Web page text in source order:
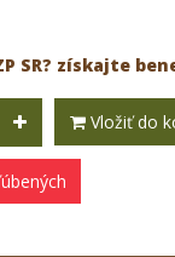
SR? získajte
Vložiť do